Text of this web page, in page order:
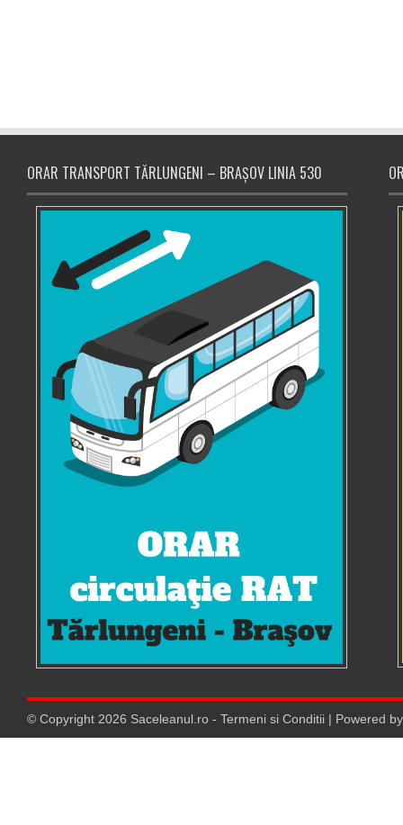
ORAR TRANSPORT TĂRLUNGENI – BRAȘOV LINIA 530
© Copyright 2026 Saceleanul.ro - Termeni si Conditii | Powered